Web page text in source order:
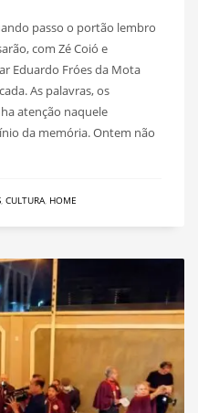
passo o portão lembro
com Zé Coió e
Eduardo Fróes da Mota
As palavras, os
atenção naquele
da memória. Ontem não
, CULTURA, HOME